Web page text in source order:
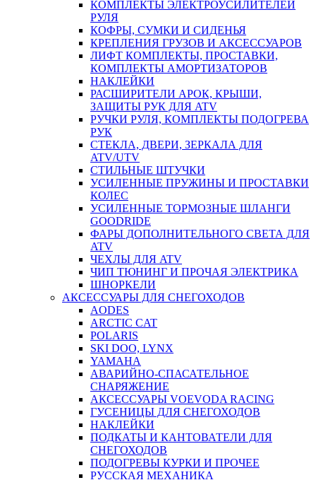
КОМПЛЕКТЫ ЭЛЕКТРОУСИЛИТЕЛЕЙ
РУЛЯ
КОФРЫ, СУМКИ И СИДЕНЬЯ
КРЕПЛЕНИЯ ГРУЗОВ И АКСЕССУАРОВ
ЛИФТ КОМПЛЕКТЫ, ПРОСТАВКИ,
КОМПЛЕКТЫ АМОРТИЗАТОРОВ
НАКЛЕЙКИ
РАСШИРИТЕЛИ АРОК, КРЫШИ,
ЗАЩИТЫ РУК ДЛЯ ATV
РУЧКИ РУЛЯ, КОМПЛЕКТЫ ПОДОГРЕВА
РУК
СТЕКЛА, ДВЕРИ, ЗЕРКАЛА ДЛЯ
ATV/UTV
СТИЛЬНЫЕ ШТУЧКИ
УСИЛЕННЫЕ ПРУЖИНЫ И ПРОСТАВКИ
КОЛЕС
УСИЛЕННЫЕ ТОРМОЗНЫЕ ШЛАНГИ
GOODRIDE
ФАРЫ ДОПОЛНИТЕЛЬНОГО СВЕТА ДЛЯ
ATV
ЧЕХЛЫ ДЛЯ ATV
ЧИП ТЮНИНГ И ПРОЧАЯ ЭЛЕКТРИКА
ШНОРКЕЛИ
АКСЕССУАРЫ ДЛЯ СНЕГОХОДОВ
AODES
ARCTIC CAT
POLARIS
SKI DOO, LYNX
YAMAHA
АВАРИЙНО-СПАСАТЕЛЬНОЕ
СНАРЯЖЕНИЕ
АКСЕССУАРЫ VOEVODA RACING
ГУСЕНИЦЫ ДЛЯ СНЕГОХОДОВ
НАКЛЕЙКИ
ПОДКАТЫ И КАНТОВАТЕЛИ ДЛЯ
СНЕГОХОДОВ
ПОДОГРЕВЫ КУРКИ И ПРОЧЕЕ
РУССКАЯ МЕХАНИКА